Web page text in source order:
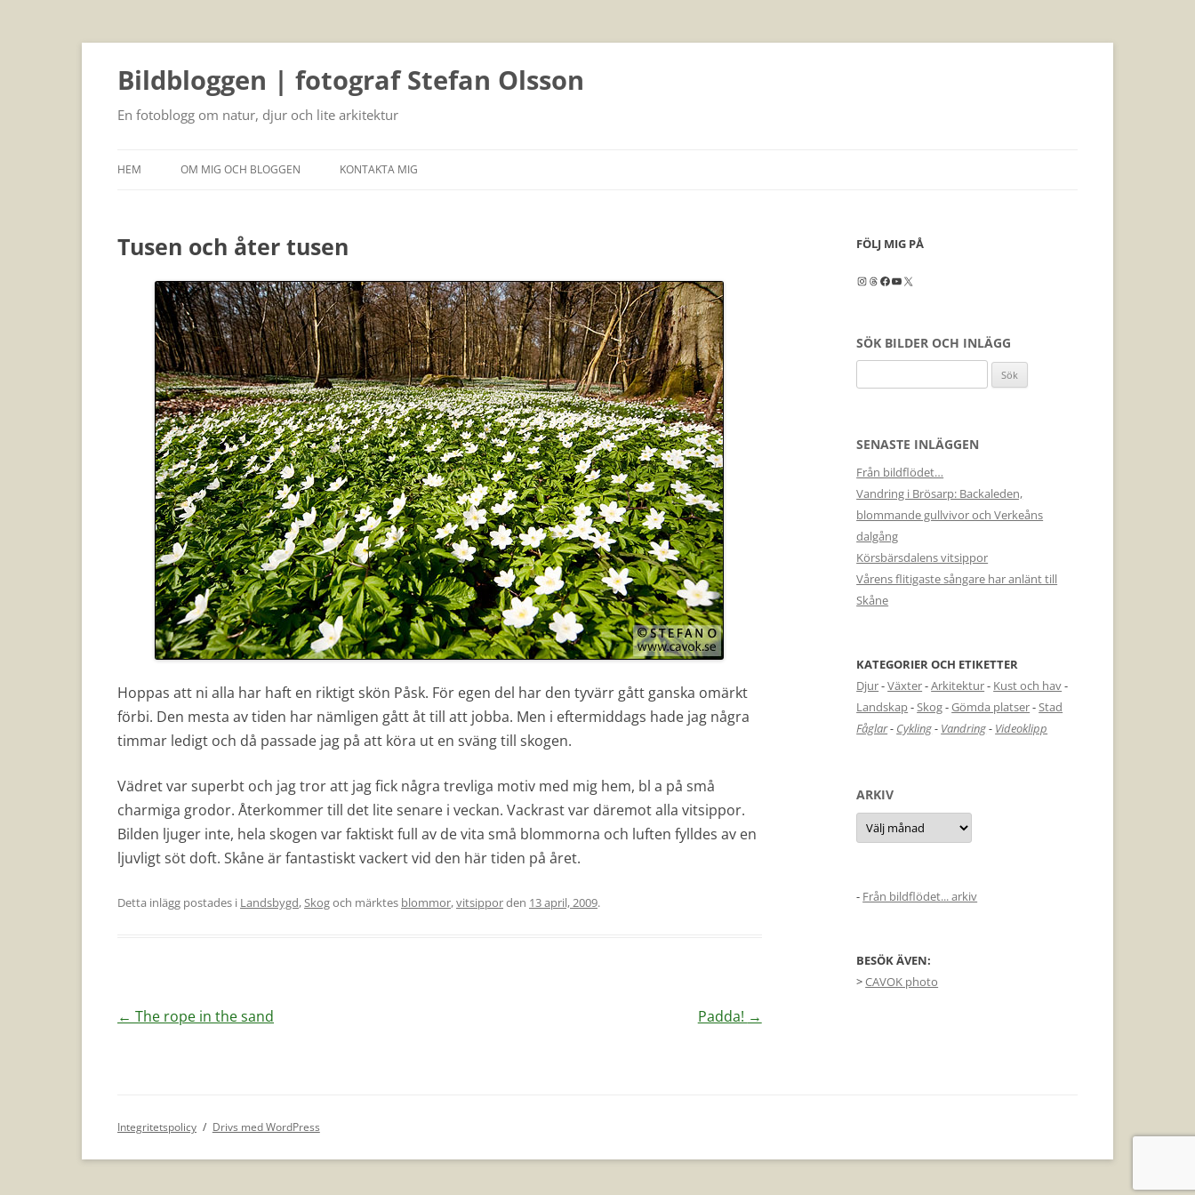
Bildbloggen | fotograf Stefan Olsson
En fotoblogg om natur, djur och lite arkitektur
HEM OM MIG OCH BLOGGEN KONTAKTA MIG
Tusen och åter tusen
Hoppas att ni alla har haft en riktigt skön Påsk. För egen del har den tyvärr gått ganska omärkt
förbi. Den mesta av tiden har nämligen gått åt till att jobba. Men i eftermiddags hade jag några
timmar ledigt och då passade jag på att köra ut en sväng till skogen.
Vädret var superbt och jag tror att jag fick några trevliga motiv med mig hem, bl a på små
charmiga grodor. Återkommer till det lite senare i veckan. Vackrast var däremot alla vitsippor.
Bilden ljuger inte, hela skogen var faktiskt full av de vita små blommorna och luften fylldes av en
ljuvligt söt doft. Skåne är fantastiskt vackert vid den här tiden på året.
Detta inlägg postades i Landsbygd,Skogoch märktes blommor,vitsipporden 13 april, 2009.
Inläggsnavigering
← The rope in the sand Padda! →
FÖLJ MIG PÅ
Instagram
Threads
Facebook
YouTube
X
SÖK BILDER OCH INLÄGG
efter:
SENASTE INLÄGGEN
Från bildflödet…
Vandring i Brösarp: Backaleden,
blommande gullvivor och Verkeåns
dalgång
Körsbärsdalens vitsippor
Vårens flitigaste sångare har anlänt till
Skåne
KATEGORIER OCH ETIKETTER
Djur-Växter-Arkitektur- Kust och hav-
Landskap-Skog-Gömda platser-Stad
Fåglar- Cykling- Vandring- Videoklipp
ARKIV
Arkiv
- Från bildflödet... arkiv
BESÖK ÄVEN:
>CAVOK photo
Integritetspolicy Drivs med WordPress